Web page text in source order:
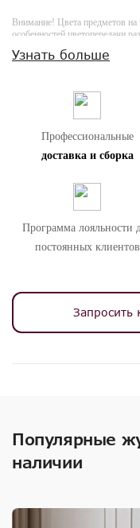
Внимание! Цвета предметов на
особенностей цветопередачи
Узнать больше
Профессиональные
доставка и сборка
Программа лояльности
постоянных клиентов
Запросить
Популярные
наличии